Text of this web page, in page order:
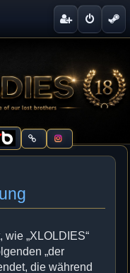
„XLOLDIES“
„der
die während